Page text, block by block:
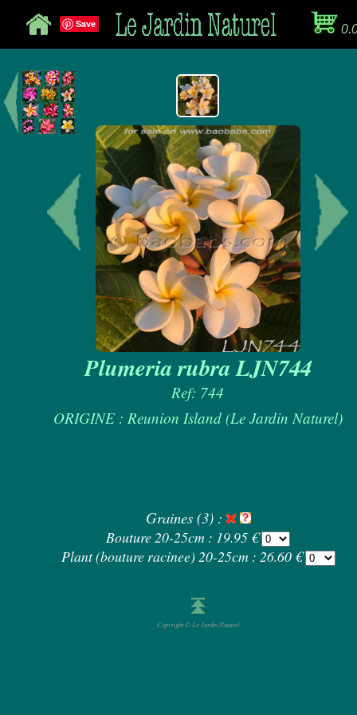
Save
Plumeria rubra LJN744
Ref: 744
ORIGINE : Reunion Island (Le Jardin Naturel)
Graines (3) :
Bouture 20-25cm : 19.95 €
Plant (bouture racinee) 20-25cm : 26.60 €
Copyright © Le Jardin Naturel